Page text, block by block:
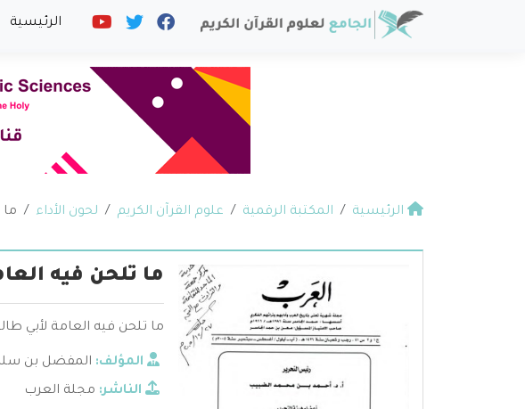
الرئيسية
الرئيسية المكتبة الرقمية علوم القرآن الكريم لحون الأداء
ما تلحن فيه
ما تلحن فيه العامة لأبي
المؤلف: المفضل بن
الناشر: مجلة العرب